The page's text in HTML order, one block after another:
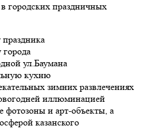
городских праздничных
праздника
города
ул.Баумана
кухню
зимних развлечениях
иллюминацией
фотозоны и арт-объекты, а
казанского